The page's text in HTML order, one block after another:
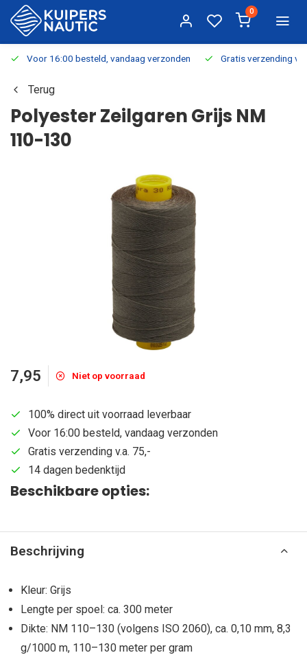
0
Voor 16:00 besteld, vandaag verzonden Gratis verzending
Terug
Polyester Zeilgaren Grijs NM
110-130
7,95 Niet op voorraad
100% direct uit voorraad leverbaar
Voor 16:00 besteld, vandaag verzonden
Gratis verzending v.a. 75,-
14 dagen bedenktijd
Beschikbare opties:
Beschrijving
Kleur: Grijs
Lengte per spoel: ca. 300 meter
Dikte: NM 110–130 (volgens ISO 2060), ca. 0,10 mm, 8,3
g/1000 m, 110–130 meter per gram